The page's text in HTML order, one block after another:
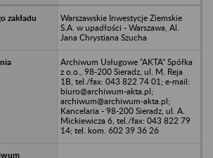
Warszawskie Inwestycje Ziemskie
S.A. w upadłości - Warszawa, Al.
Jana Chrystiana Szucha
Archiwum Usługowe "AKTA" Spółka
z o.o., 98-200 Sieradz, ul. M. Reja
1B, tel./fax: 043 822 74 01; e-mail:
biuro@archiwum-akta.pl;
archiwum@archiwum-akta.pl;
Kancelaria - 98-200 Sieradz, ul. A.
Mickiewicza 6, tel./fax: 043 822 79
14; tel. kom. 602 39 36 26